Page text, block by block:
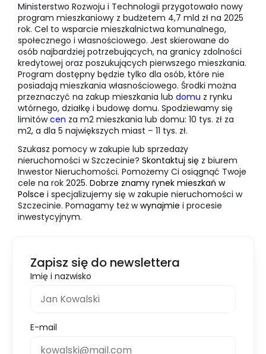
Ministerstwo Rozwoju i Technologii przygotowało nowy
program mieszkaniowy z budżetem 4,7 mld zł na 2025
rok. Cel to wsparcie mieszkalnictwa komunalnego,
społecznego i własnościowego. Jest skierowane do
osób najbardziej potrzebujących, na granicy zdolności
kredytowej oraz poszukujących pierwszego mieszkania.
Program dostępny będzie tylko dla osób, które nie
posiadają mieszkania własnościowego. Środki można
przeznaczyć na zakup mieszkania lub domu z rynku
wtórnego, działkę i budowę domu. Spodziewamy się
limitówcen za m2 mieszkania lub domu: 10 tys. zł za
m2, a dla 5 największych miast – 11 tys. zł.
Szukasz pomocy w zakupie lub sprzedaży
nieruchomości w Szczecinie? Skontaktuj się z biurem
Inwestor Nieruchomości. Pomożemy Ci osiągnąć Twoje
cele na rok 2025. Dobrze znamy rynek mieszkań w
Polsce i specjalizujemy się w zakupie nieruchomości w
Szczecinie. Pomagamy też wwynajmie i procesie
inwestycyjnym.
Zapisz się do newslettera
Imię i nazwisko
E-mail